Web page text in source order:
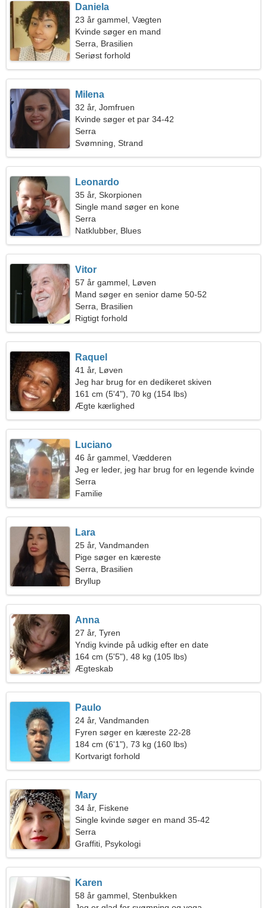
Daniela
23 år gammel, Vægten
Kvinde søger en mand
Serra, Brasilien
Seriøst forhold
Milena
32 år, Jomfruen
Kvinde søger et par 34-42
Serra
Svømning, Strand
Leonardo
35 år, Skorpionen
Single mand søger en kone
Serra
Natklubber, Blues
Vitor
57 år gammel, Løven
Mand søger en senior dame 50-52
Serra, Brasilien
Rigtigt forhold
Raquel
41 år, Løven
Jeg har brug for en dedikeret skiven
161 cm (5'4"), 70 kg (154 lbs)
Ægte kærlighed
Luciano
46 år gammel, Vædderen
Jeg er leder, jeg har brug for en legende kvinde
Serra
Familie
Lara
25 år, Vandmanden
Pige søger en kæreste
Serra, Brasilien
Bryllup
Anna
27 år, Tyren
Yndig kvinde på udkig efter en date
164 cm (5'5"), 48 kg (105 lbs)
Ægteskab
Paulo
24 år, Vandmanden
Fyren søger en kæreste 22-28
184 cm (6'1"), 73 kg (160 lbs)
Kortvarigt forhold
Mary
34 år, Fiskene
Single kvinde søger en mand 35-42
Serra
Graffiti, Psykologi
Karen
58 år gammel, Stenbukken